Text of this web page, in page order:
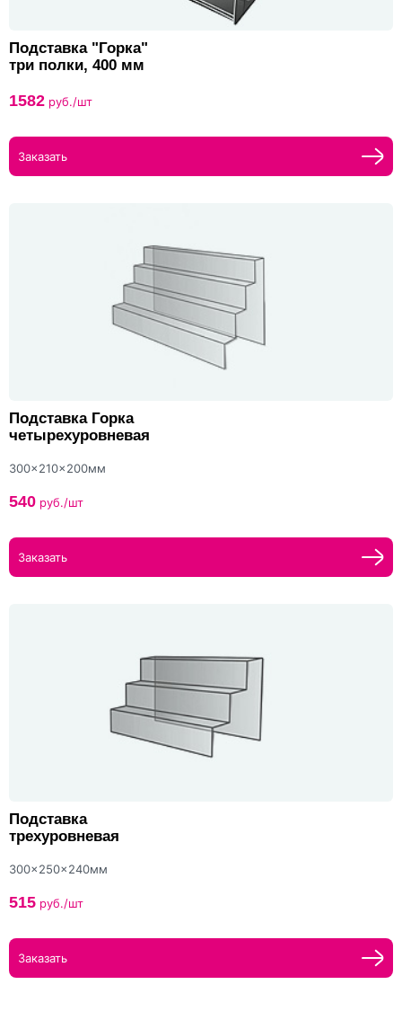
Подставка "Горка"
три полки, 400 мм
1582 руб./шт
Заказать
Подставка Горка
четырехуровневая
300x210x200мм
540 руб./шт
Заказать
Подставка
трехуровневая
300x250x240мм
515 руб./шт
Заказать